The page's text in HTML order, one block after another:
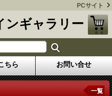
PCサイト
ンギャラリー
ちら お問い合せ
一覧